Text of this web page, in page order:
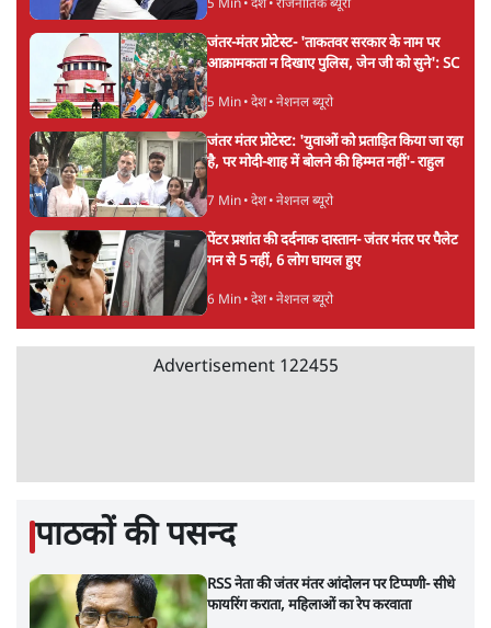
5 Min• देश• राजनीतिक ब्यूरो
जंतर-मंतर प्रोटेस्ट- 'ताकतवर सरकार के नाम पर
आक्रामकता न दिखाए पुलिस, जेन जी को सुने': SC
5 Min• देश• नेशनल ब्यूरो
जंतर मंतर प्रोटेस्ट: 'युवाओं को प्रताड़ित किया जा रहा
है, पर मोदी-शाह में बोलने की हिम्मत नहीं'- राहुल
7 Min• देश• नेशनल ब्यूरो
पेंटर प्रशांत की दर्दनाक दास्तान- जंतर मंतर पर पैलेट
गन से 5 नहीं, 6 लोग घायल हुए
6 Min• देश• नेशनल ब्यूरो
Advertisement 122455
पाठकों की पसन्द
RSS नेता की जंतर मंतर आंदोलन पर टिप्पणी- सीधे
फायरिंग कराता, महिलाओं का रेप करवाता